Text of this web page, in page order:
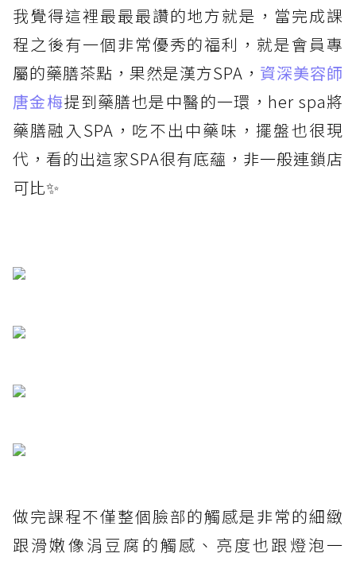
我覺得這裡最最最讚的地方就是，當完成課
程之後有一個非常優秀的福利，就是會員專
屬的藥膳茶點，果然是漢方SPA， 資深美容師
唐金梅提到藥膳也是中醫的一環，her spa將
藥膳融入SPA，吃不出中藥味，擺盤也很現
代，看的出這家SPA很有底蘊，非一般連鎖店
可比✨
做完課程不僅整個臉部的觸感是非常的細緻
跟滑嫩像涓豆腐的觸感、亮度也跟燈泡一